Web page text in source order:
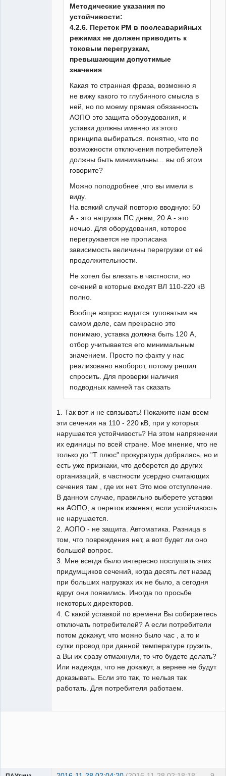
Методические указания по
устойчивости:
4.2.6. Переток РМ в послеаварийных
режимах не должен приводить к
токовым перегрузкам,
превышающим допустимые
значения
Какая то странная фраза, возможно я
не вижу какого то глубинного смысла в
ней, но по моему прямая обязанность
АОПО это защита оборудования, и
уставки должны именно из этого
принципа выбираться. понятно, что по
возможности отключения потребителей
должны быть минимальны... вы об этом
говорите?
Можно поподробнее ,что вы имели в
виду.
На всякий случай повторю вводную: 50
А - это нагрузка ПС днем, 20 А - это
ночью. Для оборудования, которое
перегружается не прописана
зависимость величины перегрузки от её
продолжительности.
Не хотел бы влезать в частности, но
сечений в которые входят ВЛ 110-220 кВ
полно.
Вообще вопрос видится туповатым на
самом деле, сам прекрасно это
понимаю, уставка должна быть 120 А,
отбор учитывается его минимальным
значением. Просто по факту у нас
реализовано наоборот, потому решил
спросить. Для проверки наличия
подводных камней так сказать
1. Так вот и не связывать! Покажите нам всем
эти сечения на 110 - 220 кВ, при у которых
нарушается устойчивость? На этом напряжении
их единицы по всей стране. Мое мнение, что не
только до "Т плюс" прокуратура добралась, но и
есть уже признаки, что доберется до других
организаций, в частности усердно считающих
сечения там , где их нет. Это мое отступление.
В данном случае, правильно выберете уставки
на АОПО, а переток изменят, если устойчивость
не нарушается.
2. АОПО - не защита. Автоматика. Разница в
том, что повреждения нет, а вот будет ли оно
большой вопрос.
3. Мне всегда было интересно послушать этих
придумщиков сечений, когда десять лет назад
при больших нагрузках их не было, а сегодня
вдруг они появились. Иногда по просьбе
некоторых директоров.
4. С какой уставкой по времени Вы собираетесь
отключать потребителей? А если потребители
потом докажут, что можно было час , а то и
сутки провод при данной температуре грузить,
а Вы их сразу отмахнули, то что будете делать?
Или надежда, что не докажут, а вернее не будут
доказывать. Если это так, то нельзя так
работать. Для потребителя работаем.